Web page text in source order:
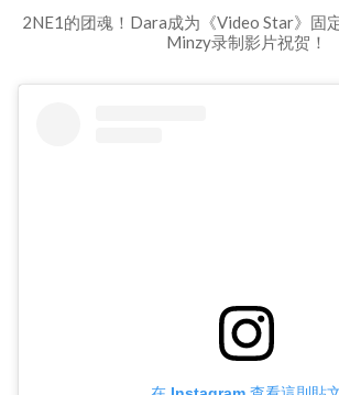
2NE1的团魂！Dara成为《Video Star》固
Minzy录制影片祝贺！